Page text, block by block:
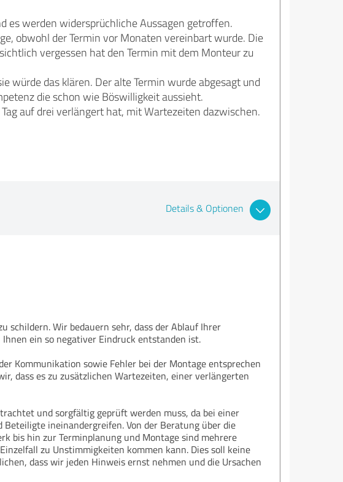
es werden widersprüchliche Aussagen getroffen.
obwohl der Termin vor Monaten vereinbart wurde. Die
vergessen hat den Termin mit dem Monteur zu
würde das klären. Der alte Termin wurde abgesagt und
die schon wie Böswilligkeit aussieht.
auf drei verlängert hat, mit Wartezeiten dazwischen.
Details & Optionen
schildern. Wir bedauern sehr, dass der Ablauf Ihrer
ein so negativer Eindruck entstanden ist.
Kommunikation sowie Fehler bei der Montage entsprechen
dass es zu zusätzlichen Wartezeiten, einer verlängerten
und sorgfältig geprüft werden muss, da bei einer
ineinandergreifen. Von der Beratung über die
bis hin zur Terminplanung und Montage sind mehrere
zu Unstimmigkeiten kommen kann. Dies soll keine
dass wir jeden Hinweis ernst nehmen und die Ursachen